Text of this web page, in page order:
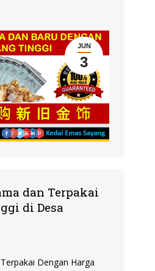
JUN
3
dan Terpakai
di Desa
Dengan Harga